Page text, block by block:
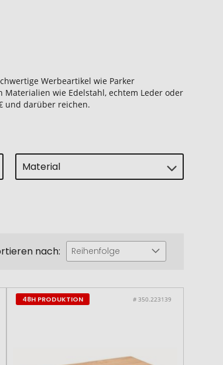
Werbeartikel wie Parker
wie Edelstahl, echtem Leder oder
und darüber reichen.
Material
nach: Reihenfolge
48H PRODUKTION # 350.223139